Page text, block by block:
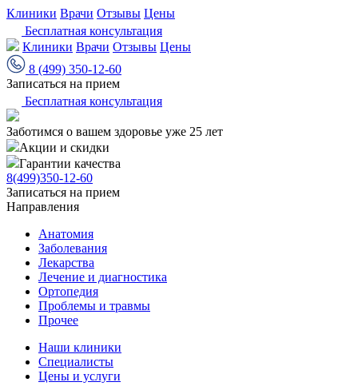
Клиники Врачи Отзывы Цены
Бесплатная консультация
Клиники Врачи Отзывы Цены
8 (499) 350-12-60
Записаться на прием
Бесплатная консультация
Заботимся о вашем здоровье уже 25 лет
Акции и скидки
Гарантии качества
8(499)350-12-60
Записаться на прием
Направления
Анатомия
Заболевания
Лекарства
Лечение и диагностика
Ортопедия
Проблемы и травмы
Прочее
Наши клиники
Специалисты
Цены и услуги